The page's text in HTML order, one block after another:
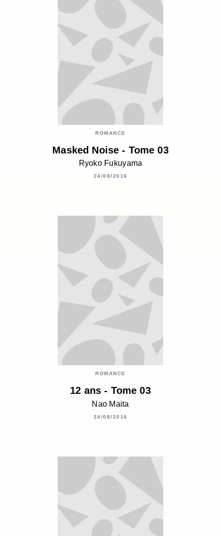
ROMANCE
Masked Noise - Tome 03
Ryoko Fukuyama
24/08/2016
ROMANCE
12 ans - Tome 03
Nao Maita
24/08/2016